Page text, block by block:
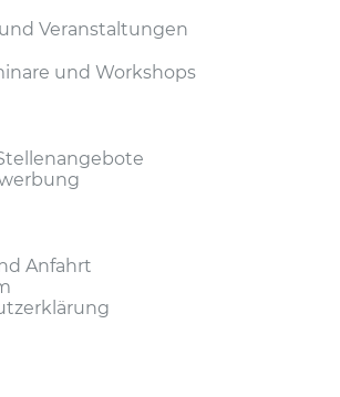
Veranstaltungen
und Workshops
Anfahrt